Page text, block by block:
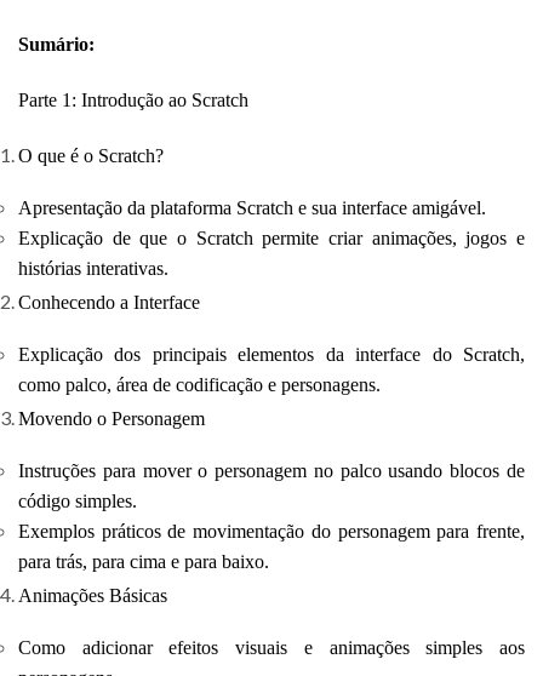
Sumário:
Parte 1: Introdução ao Scratch
O que é o Scratch?
Apresentação da plataforma Scratch e sua interface amigável.
Explicação de que o Scratch permite criar animações, jogos e
histórias interativas.
Conhecendo a Interface
Explicação dos principais elementos da interface do Scratch,
como palco, área de codificação e personagens.
Movendo o Personagem
Instruções para mover o personagem no palco usando blocos de
código simples.
Exemplos práticos de movimentação do personagem para frente,
para trás, para cima e para baixo.
Animações Básicas
Como adicionar efeitos visuais e animações simples aos